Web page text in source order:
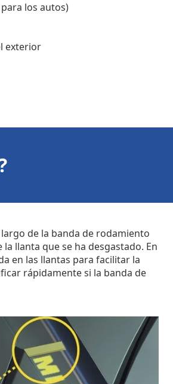
los autos)
exterior
de la banda de rodamiento
llanta que se ha desgastado. En
en las llantas para facilitar la
rápidamente si la banda de